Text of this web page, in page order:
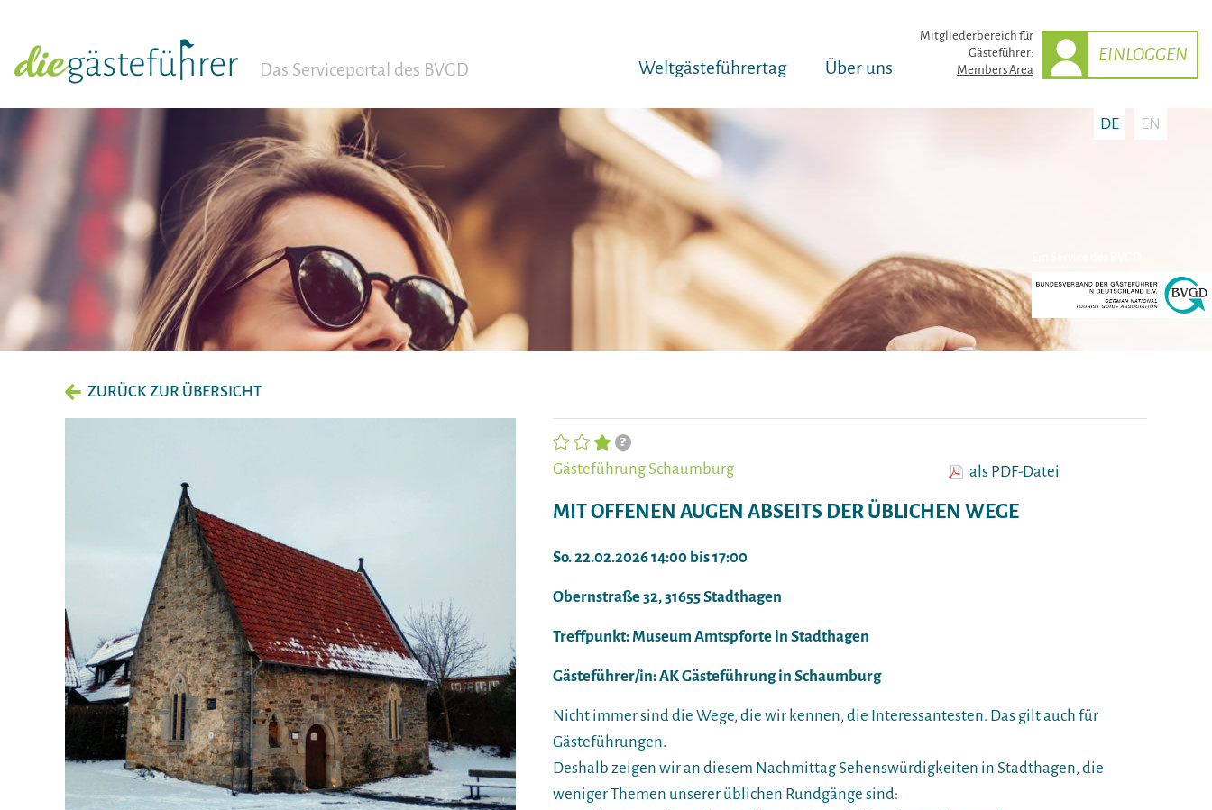
Das Serviceportal des BVGD Weltgäst­eführertag Über uns
Mitglieder­bereich für
Gästeführer:
Members Area
EINLOGGEN
DE EN
ZURÜCK ZUR ÜBERSICHT
als PDF-Datei
Gästeführung Schaumburg
MIT OFFENEN AUGEN ABSEITS DER ÜBLICHEN WEGE
So. 22.02.2026 14:00 bis 17:00
Obernstraße 32, 31655 Stadthagen
Treffpunkt: Museum Amtspforte in Stadthagen
Gästeführer/in: AK Gästeführung in Schaumburg
Nicht immer sind die Wege, die wir kennen, die Interessantesten. Das gilt auch für
Gästeführungen.
Deshalb zeigen wir an diesem Nachmittag Sehenswürdigkeiten in Stadthagen, die
weniger Themen unserer üblichen Rundgänge sind: